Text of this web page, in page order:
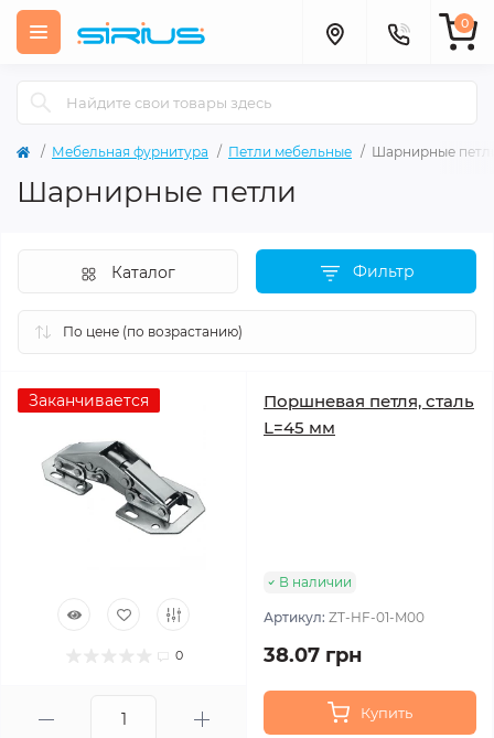
0
Мебельная фурнитура Петли мебельные Шарнирные
Шарнирные петли
Каталог Фильтр
Заканчивается
0
Поршневая петля, сталь
L=45 мм
В наличии
Артикул: ZT-HF-01-M00
38.07 грн
Купить